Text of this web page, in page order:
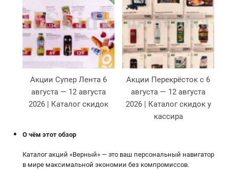
Акции Супер Лента 6
августа — 12 августа
2026 | Каталог скидок
Акции Перекрёсток с 6
августа — 12 августа
2026 | Каталог скидок у
кассира
О чём этот обзор
Каталог акций «Верный» — это ваш персональный навигатор
в мире максимальной экономии без компромиссов.